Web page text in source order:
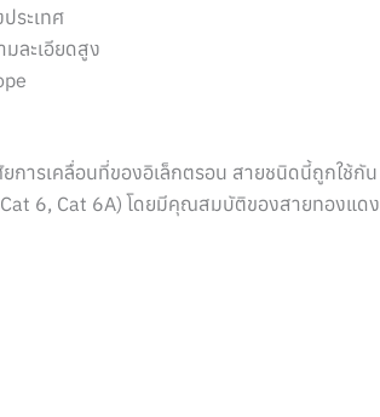
ระเทศ
ละเอียดสูง
ารเคลื่อนที่ของอิเล็กตรอน สายชนิดนี้ถูกใช้กัน
Cat 6, Cat 6A) โดยมีคุณสมบัติของสายทองแดง